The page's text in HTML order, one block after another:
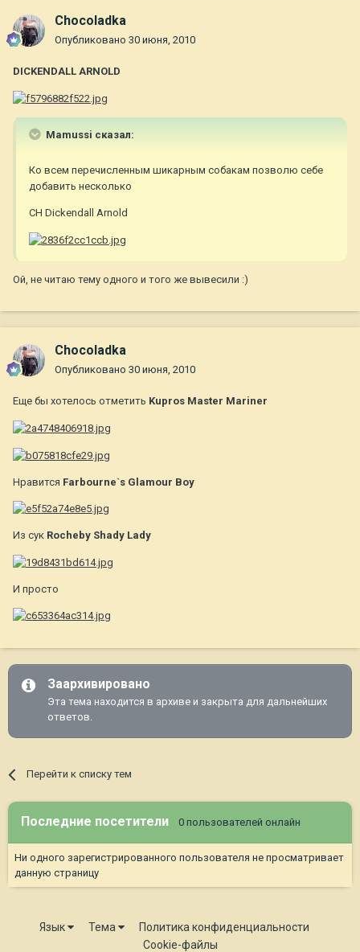
Chocoladka
Опубликовано 30 июня, 2010
DICKENDALL ARNOLD
Mamussi сказал:
Ко всем перечисленным шикарным собакам позволю себе
добавить несколько
CH Dickendall Arnold
Ой, не читаю тему одного и того же вывесили :)
Chocoladka
Опубликовано 30 июня, 2010
Еще бы хотелось отметить Kupros Master Mariner
Нравится Farbourne`s Glamour Boy
Из сук Rocheby Shady Lady
И просто
Заархивировано
Эта тема находится в архиве и закрыта для дальнейших
ответов.
Перейти к списку тем
Последние посетители 0 пользователей онлайн
Ни одного зарегистрированного пользователя не просматривает
данную страницу
Язык Тема
Политика конфиденциальности
Cookie-файлы